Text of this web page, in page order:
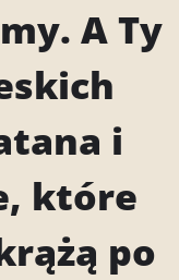
A Ty
i
które
po